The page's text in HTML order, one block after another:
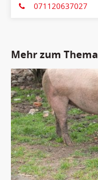
071120637027
Mehr zum Thema